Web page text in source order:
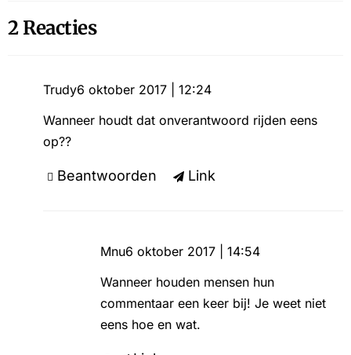
2 Reacties
Trudy6 oktober 2017 | 12:24
Wanneer houdt dat onverantwoord rijden eens
op??
Beantwoorden Link
Mnu6 oktober 2017 | 14:54
Wanneer houden mensen hun
commentaar een keer bij! Je weet niet
eens hoe en wat.